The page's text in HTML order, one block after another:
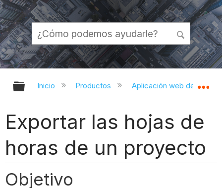
Expandir/contraer jerarquía global
Inicio Productos Aplicación web de
Exportar las hojas de
horas de un proyecto
Objetivo